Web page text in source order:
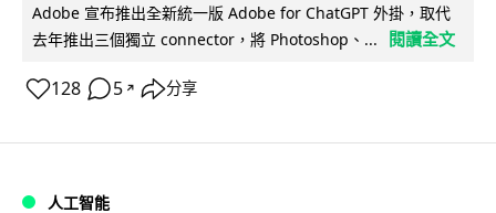
Adobe 宣布推出全新統一版 Adobe for ChatGPT 外掛，取代
去年推出三個獨立 connector，將 Photoshop、...
閱讀全文
128 5 ↗ 分享
人工智能